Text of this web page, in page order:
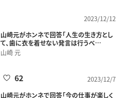
2023/12/12
山崎元がホンネで回答「人生の生き方とし
て、歯に衣を着せない発言は行うべ…
山崎 元
2023/12/7
62
山崎元がホンネで回答「今の仕事が楽しく